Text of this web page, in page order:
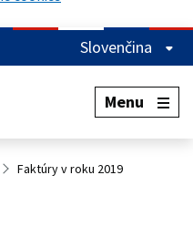
Slovenčina
Menu
Faktúry v roku 2019